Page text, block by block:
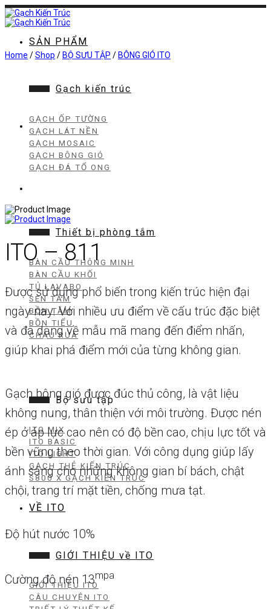
Chuyển
đến
nội
SẢN PHẨM
Gạch kiến trúc
GẠCH ỐP TƯỜNG
GẠCH LÁT NỀN
GẠCH MOSAIC
GẠCH BÔNG GIÓ
GẠCH ĐÁ TỔ ONG
Thiết bị phòng tắm
BÀN CẦU THÔNG MINH
BÀN CẦU KHỐI
TỦ LAVABO
SEN TẮM
BỒN TẮM
BỒN TIỂU
CHẬU RỬA
Bộ sưu tập
ITO MIX
ITO BASIC
ITO LIGHT
GẠCH THẺ KIẾN TRÚC
S800 X GẠCH KIẾN TRÚC
VỀ ITO
GIỚI THIỆU về ITO
GIỚI THIỆU ITO
CÂU CHUYỆN ITO
Home /Shop / BỘ SƯU TẬP / BÔNG GIÓ ITO
ITO – 811
Được sử dụng phổ biến trong kiến trúc hiện đại
ngày nay. Với nhiều ưu điểm về cấu trúc đặc biệt
và đa dạng về mẫu mã mang đến điểm nhấn,
giúp khai phá điểm mới của từng không gian.
Gạch bông gió được đúc thủ công, là vật liệu
không nung, thân thiện với môi trường. Được nén
ép ở áp lực cao nên có độ bền cao, chịu lực tốt và
bền vững theo thời gian. Với công dụng giúp lấy
ánh sáng cho những không gian bí bách, chật
chội, trang trí mặt tiền, chống mưa tạt.
Độ hút nước 10%
Cường độ nén 13mpa